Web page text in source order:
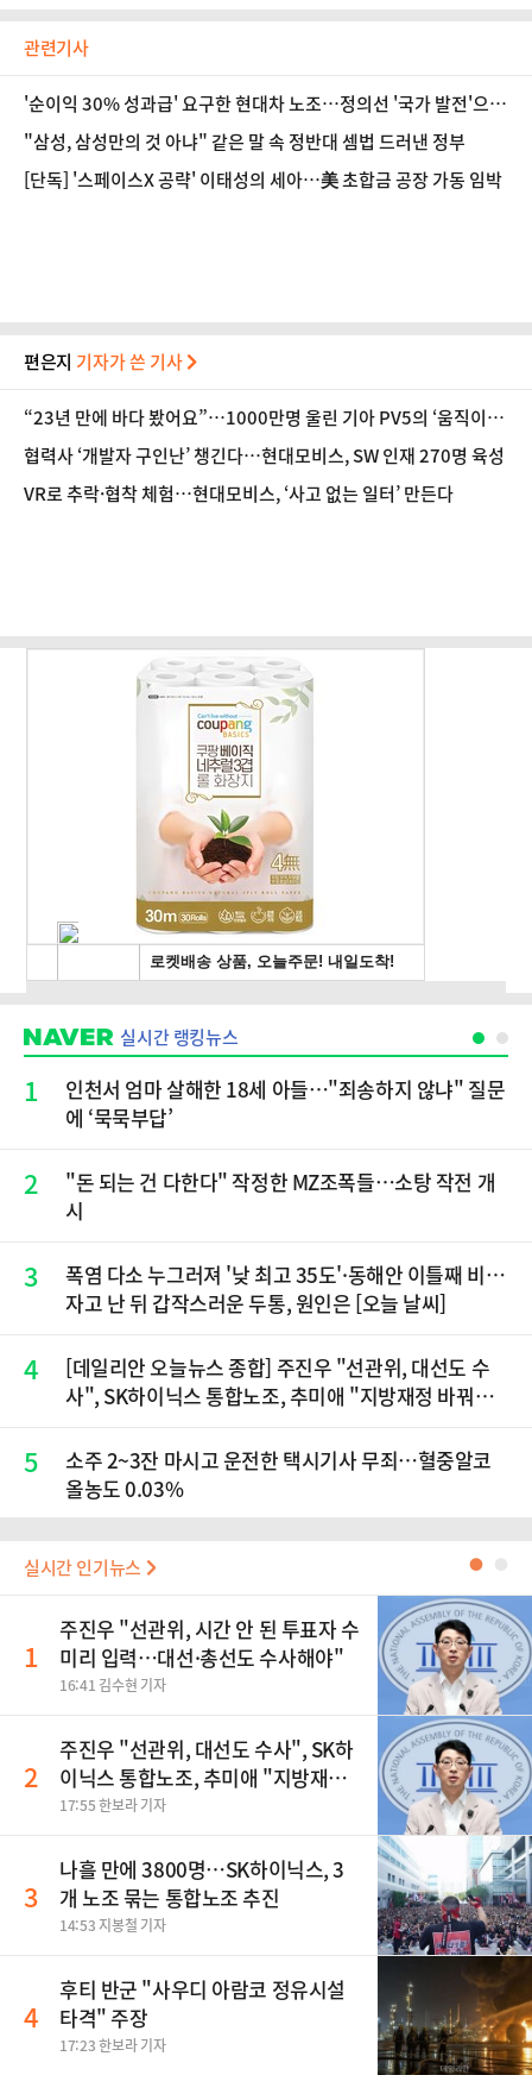
관련기사
'순이익 30% 성과급' 요구한 현대차 노조…정의선 '국가 발전'으로
답했다 [인터뷰]
"삼성, 삼성만의 것 아냐" 같은 말 속 정반대 셈법 드러낸 정부
[단독] '스페이스X 공략' 이태성의 세아…美 초합금 공장 가동 임박
편은지 기자가 쓴 기사
“23년 만에 바다 봤어요”…1000만명 울린 기아 PV5의 ‘움직이는
방’
협력사 ‘개발자 구인난’ 챙긴다…현대모비스, SW 인재 270명 육성
VR로 추락·협착 체험…현대모비스, ‘사고 없는 일터’ 만든다
실시간 랭킹뉴스
1
인천서 엄마 살해한 18세 아들…"죄송하지 않냐" 질문
에 ‘묵묵부답’
2
"돈 되는 건 다한다" 작정한 MZ조폭들…소탕 작전 개
시
3
폭염 다소 누그러져 '낮 최고 35도'·동해안 이틀째 비…
자고 난 뒤 갑작스러운 두통, 원인은 [오늘 날씨]
4
[데일리안 오늘뉴스 종합] 주진우 "선관위, 대선도 수
사", SK하이닉스 통합노조, 추미애 "지방재정 바꿔
5
소주 2~3잔 마시고 운전한 택시기사 무죄…혈중알코
올농도 0.03%
실시간 인기뉴스 ●
1
주진우 "선관위, 시간 안 된 투표자 수
미리 입력…대선·총선도 수사해야"
16:41 김수현 기자
2
주진우 "선관위, 대선도 수사", SK하
이닉스 통합노조, 추미애 "지방재정
바꿔야", 세제개편 이달 정리 등
17:55 한보라 기자
3
나흘 만에 3800명…SK하이닉스, 3
개 노조 묶는 통합노조 추진
14:53 지봉철 기자
4
후티 반군 "사우디 아람코 정유시설
타격" 주장
17:23 한보라 기자